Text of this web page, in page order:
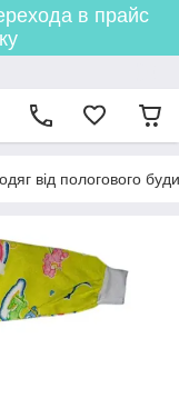
в прайс
від пологового